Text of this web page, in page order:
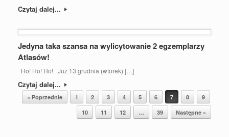
Czytaj dalej...
Jedyna taka szansa na wylicytowanie 2 egzemplarzy
Atlasów!
Ho! Ho! Ho! Już 13 grudnia (wtorek) […]
Czytaj dalej...
Post navigation
« Poprzednie 1 2 3 4 5 6 7 8
9
10
11 12 … 39 Następne »